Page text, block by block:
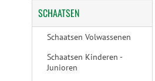
SCHAATSEN
Schaatsen Volwassenen
Schaatsen Kinderen -
Junioren